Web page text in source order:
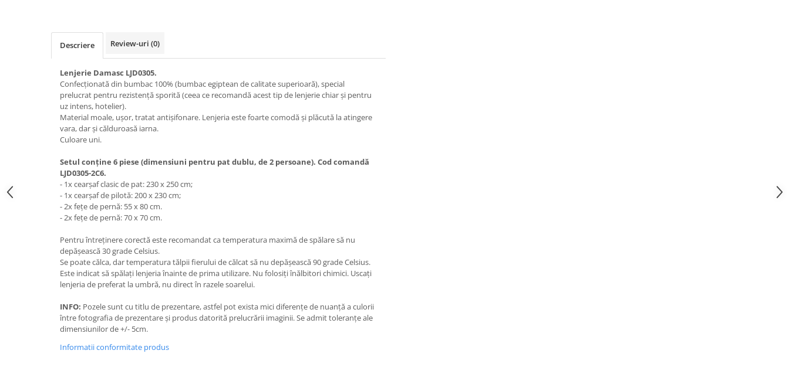
Descriere Review-uri (0)
Lenjerie Damasc LJD0305.
Confecționată din bumbac 100% (bumbac egiptean de calitate superioară), special
prelucrat pentru rezistență sporită (ceea ce recomandă acest tip de lenjerie chiar și pentru
uz intens, hotelier).
Material moale, ușor, tratat antișifonare. Lenjeria este foarte comodă și plăcută la atingere
vara, dar și călduroasă iarna.
Culoare uni.
Setul conține 6 piese (dimensiuni pentru pat dublu, de 2 persoane). Cod comandă
LJD0305-2C6.
- 1x cearșaf clasic de pat: 230 x 250 cm;
- 1x cearșaf de pilotă: 200 x 230 cm;
- 2x fețe de pernă: 55 x 80 cm.
- 2x fețe de pernă: 70 x 70 cm.
Pentru întreținere corectă este recomandat ca temperatura maximă de spălare să nu
depășească 30 grade Celsius.
Se poate călca, dar temperatura tălpii fierului de călcat să nu depășească 90 grade Celsius.
Este indicat să spălați lenjeria înainte de prima utilizare. Nu folosiți înălbitori chimici. Uscați
lenjeria de preferat la umbră, nu direct în razele soarelui.
INFO: Pozele sunt cu titlu de prezentare, astfel pot exista mici diferențe de nuanță a culorii
între fotografia de prezentare și produs datorită prelucrării imaginii. Se admit toleranțe ale
dimensiunilor de +/- 5cm.
Informatii conformitate produs